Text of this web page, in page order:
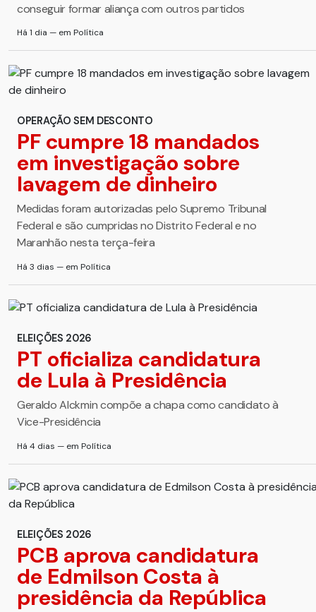
conseguir formar aliança com outros partidos
Há 1 dia — em Política
OPERAÇÃO SEM DESCONTO
PF cumpre 18 mandados
em investigação sobre
lavagem de dinheiro
Medidas foram autorizadas pelo Supremo Tribunal
Federal e são cumpridas no Distrito Federal e no
Maranhão nesta terça-feira
Há 3 dias — em Política
ELEIÇÕES 2026
PT oficializa candidatura
de Lula à Presidência
Geraldo Alckmin compõe a chapa como candidato à
Vice-Presidência
Há 4 dias — em Política
ELEIÇÕES 2026
PCB aprova candidatura
de Edmilson Costa à
presidência da República